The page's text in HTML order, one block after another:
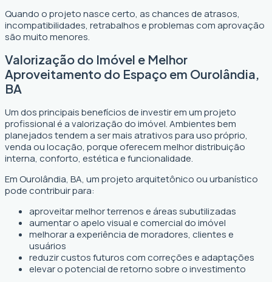
Quando o projeto nasce certo, as chances de atrasos,
incompatibilidades, retrabalhos e problemas com aprovação
são muito menores.
Valorização do Imóvel e Melhor
Aproveitamento do Espaço em Ourolândia,
BA
Um dos principais benefícios de investir em um projeto
profissional é a valorização do imóvel. Ambientes bem
planejados tendem a ser mais atrativos para uso próprio,
venda ou locação, porque oferecem melhor distribuição
interna, conforto, estética e funcionalidade.
Em Ourolândia, BA, um projeto arquitetônico ou urbanístico
pode contribuir para:
aproveitar melhor terrenos e áreas subutilizadas
aumentar o apelo visual e comercial do imóvel
melhorar a experiência de moradores, clientes e
usuários
reduzir custos futuros com correções e adaptações
elevar o potencial de retorno sobre o investimento